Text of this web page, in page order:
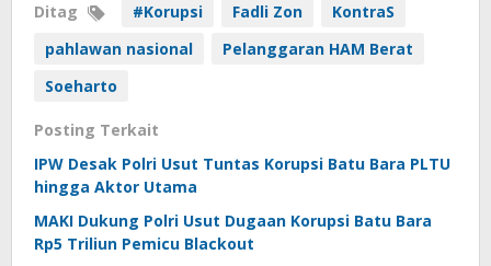
Ditag #Korupsi Fadli Zon
KontraS
pahlawan nasional
Pelanggaran HAM Berat
Soeharto
Posting Terkait
IPW Desak Polri Usut Tuntas Korupsi Batu Bara PLTU
hingga Aktor Utama
MAKI Dukung Polri Usut Dugaan Korupsi Batu Bara
Rp5 Triliun Pemicu Blackout